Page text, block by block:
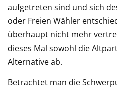
aufgetreten sind und sich
oder Freien Wähler
überhaupt nicht mehr
dieses Mal sowohl die
Alternative ab.
Betrachtet man die